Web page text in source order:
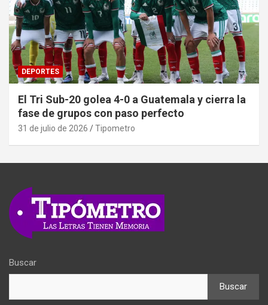
DEPORTES
El Tri Sub-20 golea 4-0 a Guatemala y cierra la
fase de grupos con paso perfecto
31 de julio de 2026 Tipometro
Buscar
Buscar